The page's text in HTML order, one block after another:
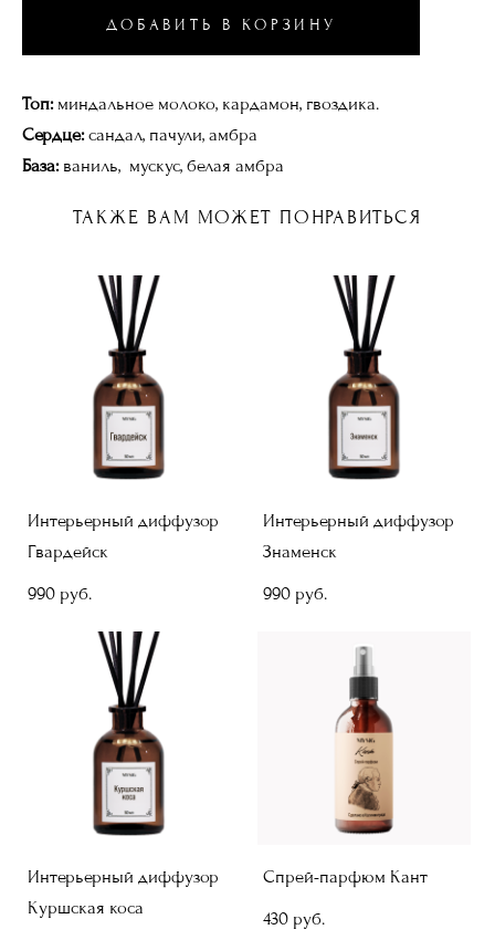
ДОБАВИТЬ В КОРЗИНУ
Топ:миндальное молоко, кардамон, гвоздика.
Сердце:сандал, пачули, амбра
База: ваниль, мускус, белая амбра
ТАКЖЕ ВАМ МОЖЕТ ПОНРАВИТЬСЯ
Интерьерный диффузор
Гвардейск
990 pуб.
Интерьерный диффузор
Знаменск
990 pуб.
Интерьерный диффузор
Куршская коса
Спрей-парфюм Кант
430 pуб.